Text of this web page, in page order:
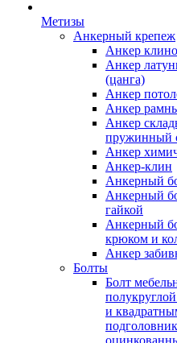
Метизы
Анкерный крепеж
Анкер
Анкер
(цанга)
Анкер
Анкер
Анкер
пружинный
Анкер
Анкер-клин
Анкерный
Анкерный
гайкой
Анкерный
крюком и
Анкер
Болты
Болт
и